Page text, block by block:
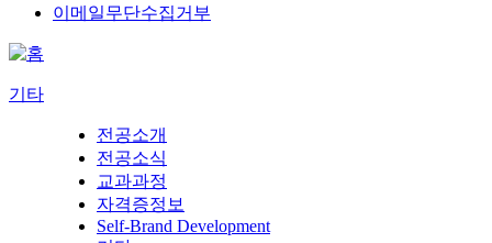
이메일무단수집거부
기타
전공소개
전공소식
교과과정
자격증정보
Self-Brand Development